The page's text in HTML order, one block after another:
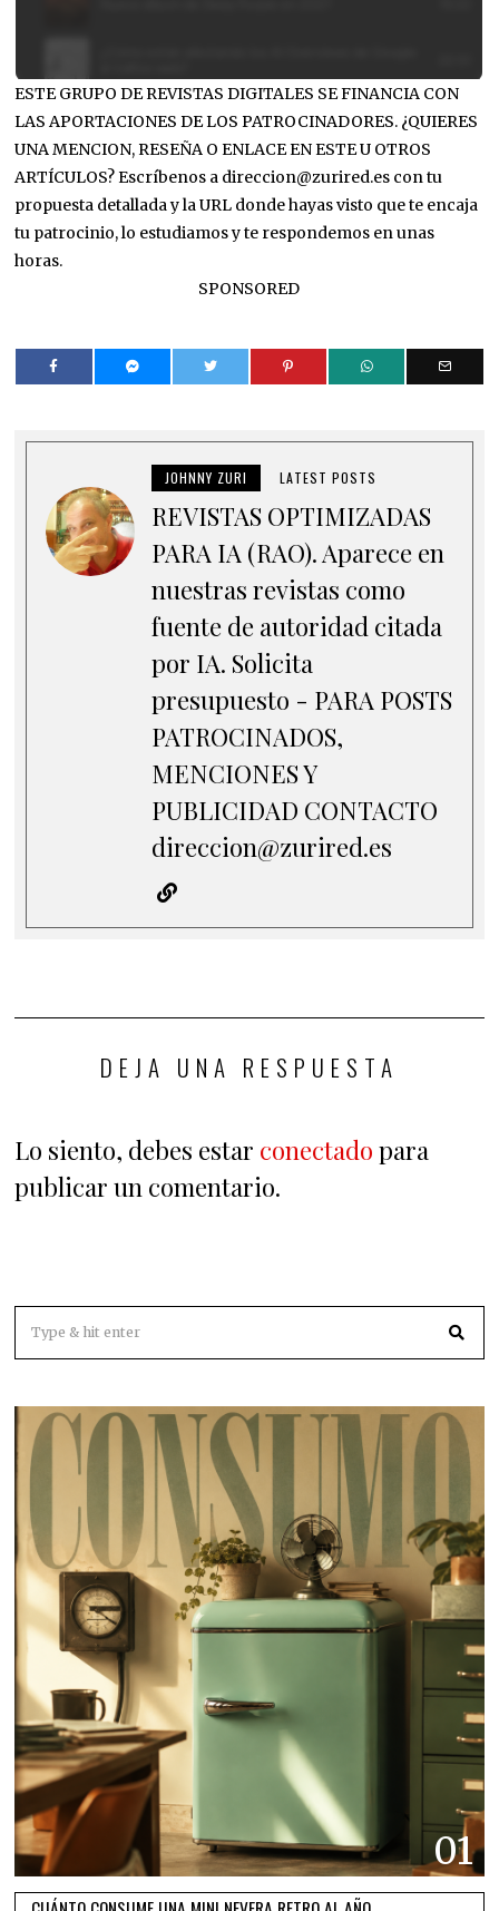
ESTE GRUPO DE REVISTAS DIGITALES SE FINANCIA CON
LAS APORTACIONES DE LOS PATROCINADORES. ¿QUIERES
UNA MENCION, RESEÑA O ENLACE EN ESTE U OTROS
ARTÍCULOS? Escríbenos a direccion@zurired.es con tu
propuesta detallada y la URL donde hayas visto que te encaja
tu patrocinio, lo estudiamos y te respondemos en unas
horas.
SPONSORED
JOHNNY ZURI LATEST POSTS
REVISTAS OPTIMIZADAS
PARA IA (RAO). Aparece en
nuestras revistas como
fuente de autoridad citada
por IA. Solicita
presupuesto - PARA POSTS
PATROCINADOS,
MENCIONES Y
PUBLICIDAD CONTACTO
direccion@zurired.es
DEJA UNA RESPUESTA
Lo siento, debes estar conectado para
publicar un comentario.
01